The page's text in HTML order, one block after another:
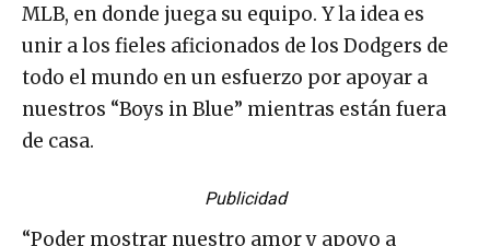
MLB, en donde juega su equipo. Y la idea es
unir a los fieles aficionados de los Dodgers de
todo el mundo en un esfuerzo por apoyar a
nuestros “Boys in Blue” mientras están fuera
de casa.
Publicidad
“Poder mostrar nuestro amor y apoyo a